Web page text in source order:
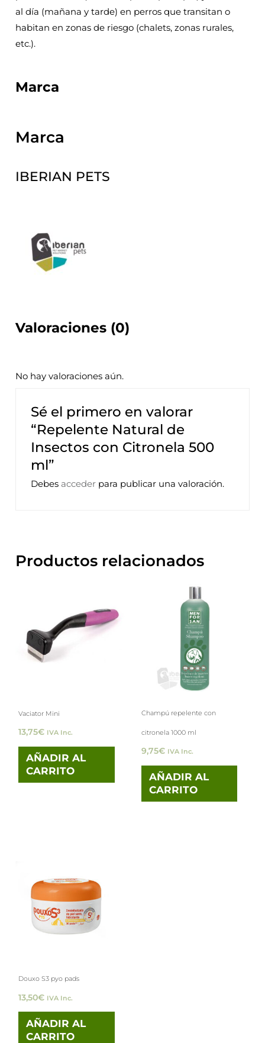
al día (mañana y tarde) en perros que transitan o
habitan en zonas de riesgo (chalets, zonas rurales,
etc.).
Marca
Marca
IBERIAN PETS
Valoraciones (0)
No hay valoraciones aún.
Sé el primero en valorar
“Repelente Natural de
Insectos con Citronela 500
ml”
Debes acceder para publicar una valoración.
Productos relacionados
Vaciator Mini
13,75€ IVA Inc.
AÑADIR AL
CARRITO
Champú repelente con
citronela 1000 ml
9,75€ IVA Inc.
AÑADIR AL
CARRITO
Douxo S3 pyo pads
13,50€ IVA Inc.
AÑADIR AL
CARRITO